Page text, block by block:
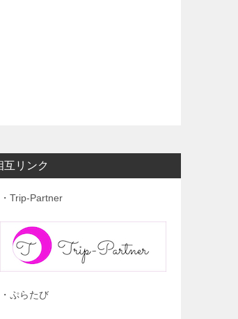
互リンク
・Trip-Partner
・ぷらたび